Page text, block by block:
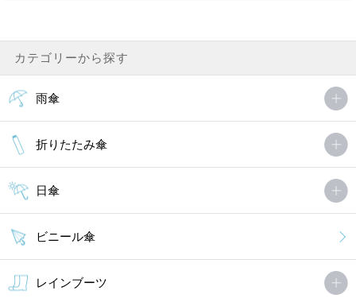
カテゴリーから探す
雨傘
折りたたみ傘
日傘
ビニール傘
レインブーツ